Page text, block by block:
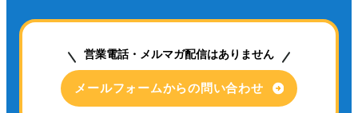
営業電話・メルマガ配信はありません
メールフォームからの問い合わせ